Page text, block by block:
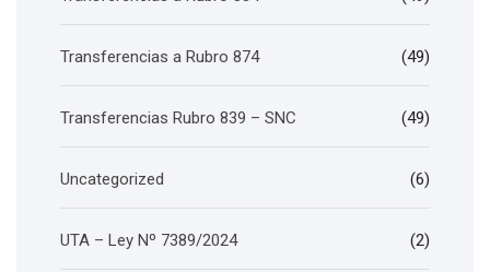
Transferencias a Rubro 874 (49)
Transferencias Rubro 839 – SNC (49)
Uncategorized (6)
UTA – Ley Nº 7389/2024 (2)